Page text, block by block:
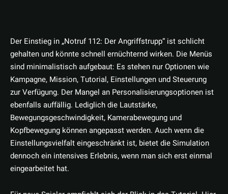
Der Einstieg in „Notruf 112: Der Angriffstrupp“ ist schlicht
gehalten und könnte schnell ernüchternd wirken. Die Menüs
sind minimalistisch aufgebaut: Es stehen nur Optionen wie
Kampagne, Mission, Tutorial, Einstellungen und Steuerung
zur Verfügung. Der Mangel an Personalisierungsoptionen ist
ebenfalls auffällig. Lediglich die Lautstärke,
Bewegungsgeschwindigkeit, Kamerabewegung und
Kopfbewegung können angepasst werden. Auch wenn die
Einstellungsvielfalt eingeschränkt ist, bietet die Simulation
dennoch ein intensives Erlebnis, wenn man sich erst einmal
eingearbeitet hat.